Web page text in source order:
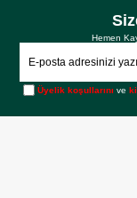
Hemen
Üyelik koşullarını ve